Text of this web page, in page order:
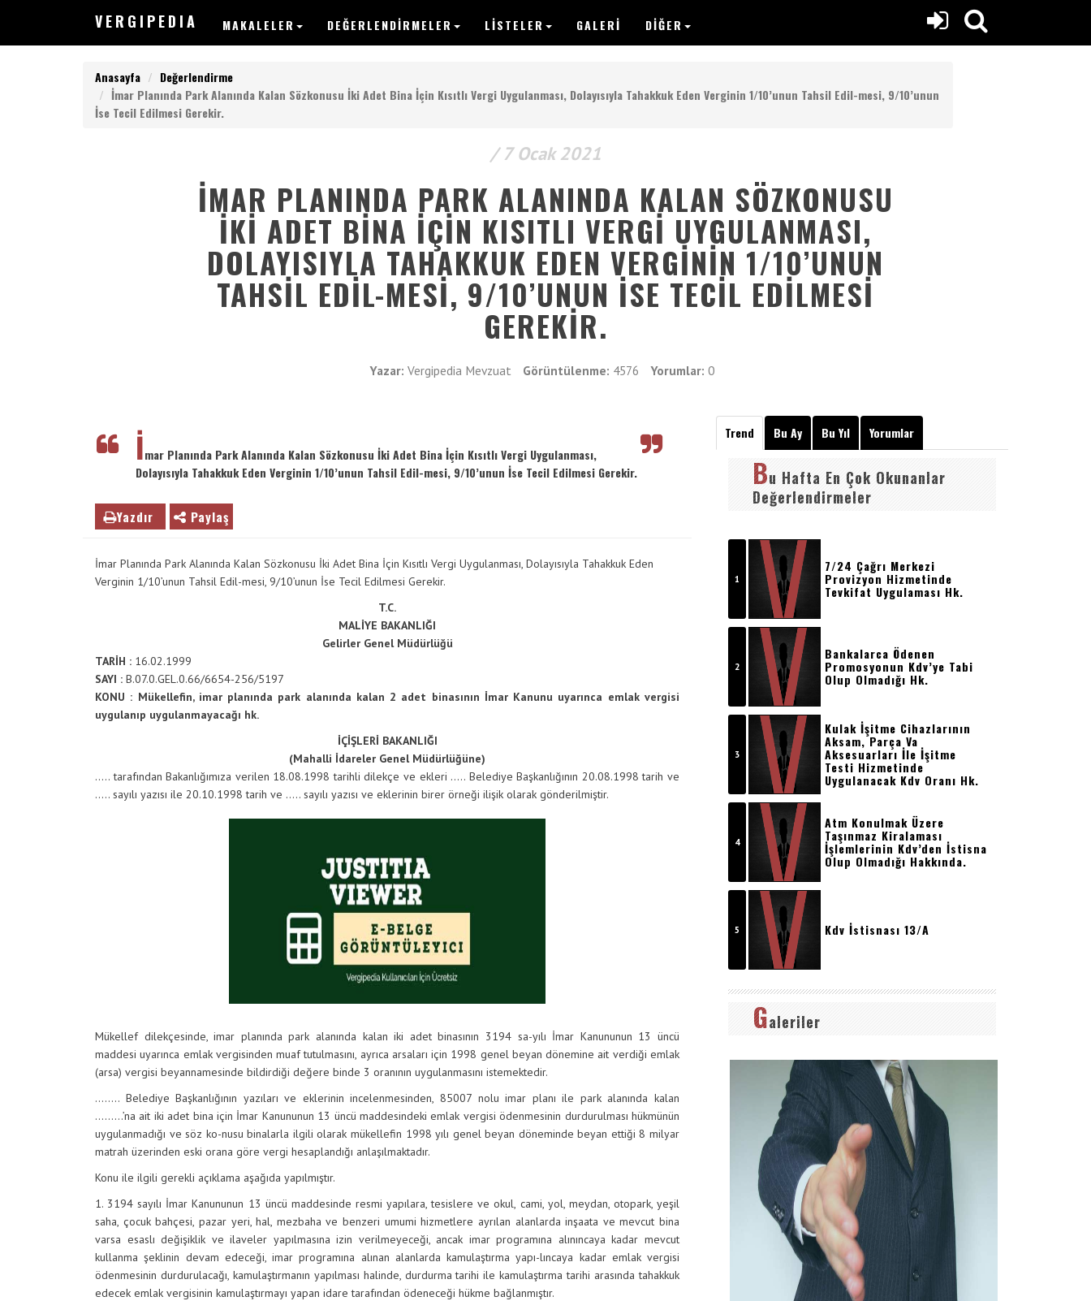
VERGIPEDIA MAKALELER DEĞERLENDIRMELER LISTELER GALERI DİĞER
Anasayfa
Değerlendirme
İmar Planında Park Alanında Kalan Sözkonusu İki Adet Bina İçin Kısıtlı Vergi Uygulanması, Dolayısıyla Tahakkuk Eden Verginin 1/10’unun Tahsil Edil-mesi, 9/10’unun
İse Tecil Edilmesi Gerekir.
/ 7 Ocak 2021
İMAR PLANINDA PARK ALANINDA KALAN SÖZKONUSU
İKI ADET BINA İÇIN KISITLI VERGI UYGULANMASI,
DOLAYISIYLA TAHAKKUK EDEN VERGININ 1/10’UNUN
TAHSIL EDIL-MESI, 9/10’UNUN İSE TECIL EDILMESI
GEREKIR.
Yazar: Vergipedia Mevzuat Görüntülenme: 4576 Yorumlar: 0
İmar Planında Park Alanında Kalan Sözkonusu İki Adet Bina İçin Kısıtlı Vergi Uygulanması,
Dolayısıyla Tahakkuk Eden Verginin 1/10’unun Tahsil Edil-mesi, 9/10’unun İse Tecil Edilmesi Gerekir.
Yazdır Paylaş
İmar Planında Park Alanında Kalan Sözkonusu İki Adet Bina İçin Kısıtlı Vergi Uygulanması, Dolayısıyla Tahakkuk Eden
Verginin 1/10’unun Tahsil Edil-mesi, 9/10’unun İse Tecil Edilmesi Gerekir.
T.C.
MALİYE BAKANLIĞI
Gelirler Genel Müdürlüğü
TARİH : 16.02.1999
SAYI : B.07.0.GEL.0.66/6654-256/5197
KONU : Mükellefin, imar planında park alanında kalan 2 adet binasının İmar Kanunu uyarınca emlak vergisi
uygulanıp uygulanmayacağı hk.
İÇİŞLERİ BAKANLIĞI
(Mahalli İdareler Genel Müdürlüğüne)
….. tarafından Bakanlığımıza verilen 18.08.1998 tarihli dilekçe ve ekleri ….. Belediye Başkanlığının 20.08.1998 tarih ve
….. sayılı yazısı ile 20.10.1998 tarih ve ….. sayılı yazısı ve eklerinin birer örneği ilişik olarak gönderilmiştir.
Mükellef dilekçesinde, imar planında park alanında kalan iki adet binasının 3194 sa-yılı İmar Kanununun 13 üncü
maddesi uyarınca emlak vergisinden muaf tutulmasını, ayrıca arsaları için 1998 genel beyan dönemine ait verdiği emlak
(arsa) vergisi beyannamesinde bildirdiği değere binde 3 oranının uygulanmasını istemektedir.
…….. Belediye Başkanlığının yazıları ve eklerinin incelenmesinden, 85007 nolu imar planı ile park alanında kalan
………’na ait iki adet bina için İmar Kanununun 13 üncü maddesindeki emlak vergisi ödenmesinin durdurulması hükmünün
uygulanmadığı ve söz ko-nusu binalarla ilgili olarak mükellefin 1998 yılı genel beyan döneminde beyan ettiği 8 milyar
matrah üzerinden eski orana göre vergi hesaplandığı anlaşılmaktadır.
Konu ile ilgili gerekli açıklama aşağıda yapılmıştır.
1. 3194 sayılı İmar Kanununun 13 üncü maddesinde resmi yapılara, tesislere ve okul, cami, yol, meydan, otopark, yeşil
saha, çocuk bahçesi, pazar yeri, hal, mezbaha ve benzeri umumi hizmetlere ayrılan alanlarda inşaata ve mevcut bina
varsa esaslı değişiklik ve ilaveler yapılmasına izin verilmeyeceği, ancak imar programına alınıncaya kadar mevcut
kullanma şeklinin devam edeceği, imar programına alınan alanlarda kamulaştırma yapı-lıncaya kadar emlak vergisi
ödenmesinin durdurulacağı, kamulaştırmanın yapılması halinde, durdurma tarihi ile kamulaştırma tarihi arasında tahakkuk
edecek emlak vergisinin kamulaştırmayı yapan idare tarafından ödeneceği hükme bağlanmıştır.
Trend Bu Ay Bu Yıl Yorumlar
Bu Hafta En Çok Okunanlar
Değerlendirmeler
7/24 Çağrı Merkezi
Provizyon Hizmetinde
Tevkifat Uygulaması Hk.
Bankalarca Ödenen
Promosyonun Kdv’ye Tabi
Olup Olmadığı Hk.
Kulak İşitme Cihazlarının
Aksam, Parça Va
Aksesuarları İle İşitme
Testi Hizmetinde
Uygulanacak Kdv Oranı Hk.
Atm Konulmak Üzere
Taşınmaz Kiralaması
İşlemlerinin Kdv’den İstisna
Olup Olmadığı Hakkında.
Kdv İstisnası 13/a
Galeriler
Anasayfa
Yazılar
Makaleler
Değerlendirmeler
Listeler
Vergimedia
Galeri